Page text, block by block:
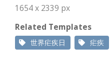
1654 x 2339 px
Related Templates
世界疟疾日 疟疾